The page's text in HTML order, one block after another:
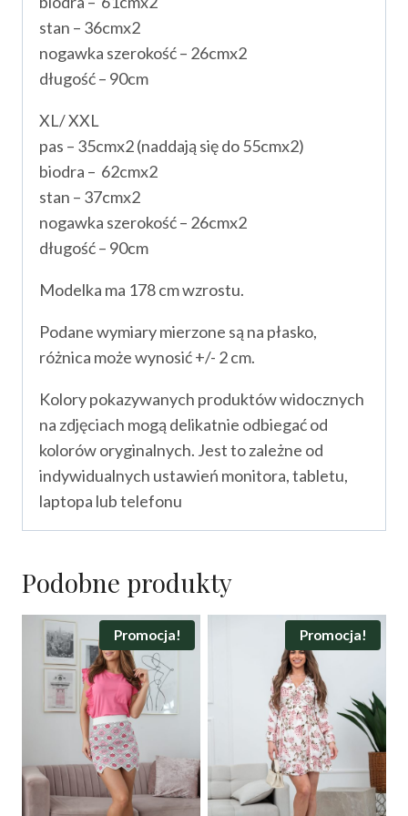
stan – 36cmx2
nogawka szerokość – 26cmx2
długość – 90cm
XL/ XXL
pas – 35cmx2 (naddają się do 55cmx2)
biodra – 62cmx2
stan – 37cmx2
nogawka szerokość – 26cmx2
długość – 90cm
Modelka ma 178 cm wzrostu.
Podane wymiary mierzone są na płasko,
różnica może wynosić +/- 2 cm.
Kolory pokazywanych produktów widocznych
na zdjęciach mogą delikatnie odbiegać od
kolorów oryginalnych. Jest to zależne od
indywidualnych ustawień monitora, tabletu,
laptopa lub telefonu
Podobne produkty
Promocja! Promocja!